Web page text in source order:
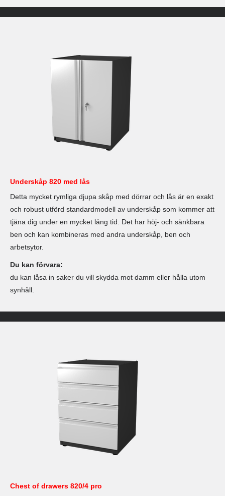
Underskåp 820 med lås
Detta mycket rymliga djupa skåp med dörrar och lås är en exakt
och robust utförd standardmodell av underskåp som kommer att
tjäna dig under en mycket lång tid. Det har höj- och sänkbara
ben och kan kombineras med andra underskåp, ben och
arbetsytor.
Du kan förvara:
du kan låsa in saker du vill skydda mot damm eller hålla utom
synhåll.
Chest of drawers 820/4 pro